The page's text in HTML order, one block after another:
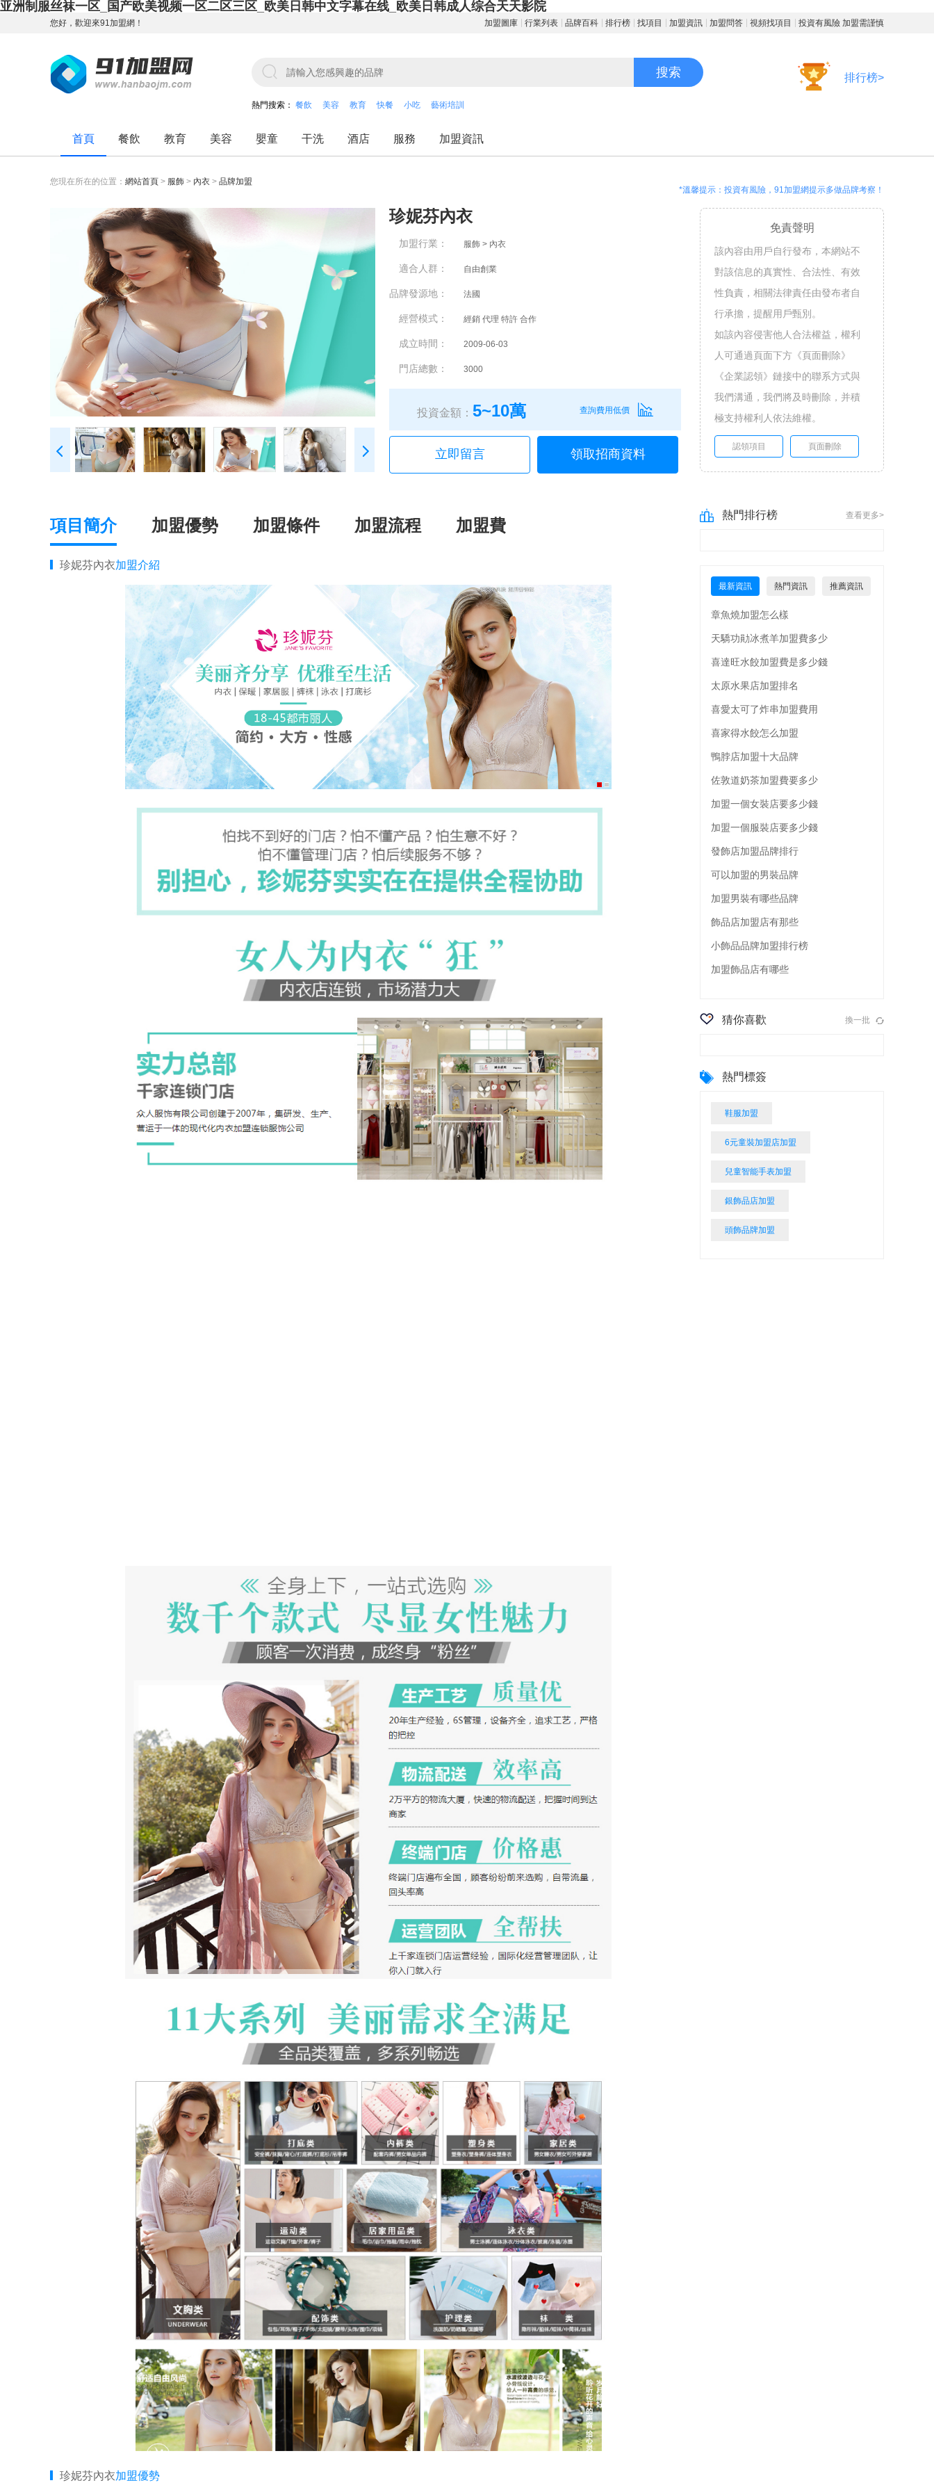
亚洲制服丝袜一区_国产欧美视频一区二区三区_欧美日韩中文字幕在线_欧美日韩成人综合天天影院
您好，歡迎來91加盟網！ 加盟圖庫 行業列表 品牌百科 排行榜 找項目 加盟資訊 加盟問答 視頻找項目 投資有風險 加盟需謹慎
搜索
熱門搜索： 餐飲 美容 教育 快餐 小吃 藝術培訓
排行榜>
首頁 餐飲 教育 美容 嬰童 干洗 酒店 服務 加盟資訊
您現在所在的位置： 網站首頁 > 服飾 > 內衣 > 品牌加盟
*溫馨提示：投資有風險，91加盟網提示多做品牌考察！
珍妮芬內衣
加盟行業： 服飾 > 內衣
適合人群： 自由創業
品牌發源地： 法國
經營模式： 經銷 代理 特許 合作
成立時間： 2009-06-03
門店總數： 3000
投資金額： 5~10萬 查詢費用低價
立即留言 領取招商資料
免責聲明
該內容由用戶自行發布，本網站不
對該信息的真實性、合法性、有效
性負責，相關法律責任由發布者自
行承擔，提醒用戶甄別。
如該內容侵害他人合法權益，權利
人可通過頁面下方《頁面刪除》
《企業認領》鏈接中的聯系方式與
我們溝通，我們將及時刪除，并積
極支持權利人依法維權。
認領項目 頁面刪除
項目簡介 加盟優勢 加盟條件 加盟流程 加盟費
珍妮芬內衣加盟介紹
珍妮芬內衣加盟優勢
熱門排行榜 查看更多>
最新資訊 熱門資訊 推薦資訊
章魚燒加盟怎么樣
天驕功勛冰煮羊加盟費多少
喜達旺水餃加盟費是多少錢
太原水果店加盟排名
喜愛太可了炸串加盟費用
喜家得水餃怎么加盟
鴨脖店加盟十大品牌
佐敦道奶茶加盟費要多少
加盟一個女裝店要多少錢
加盟一個服裝店要多少錢
發飾店加盟品牌排行
可以加盟的男裝品牌
加盟男裝有哪些品牌
飾品店加盟店有那些
小飾品品牌加盟排行榜
加盟飾品店有哪些
猜你喜歡 換一批
熱門標簽
鞋服加盟
6元童裝加盟店加盟
兒童智能手表加盟
銀飾品店加盟
頭飾品牌加盟